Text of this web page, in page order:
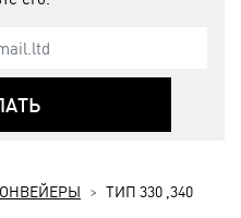
ТИП 330 ,340